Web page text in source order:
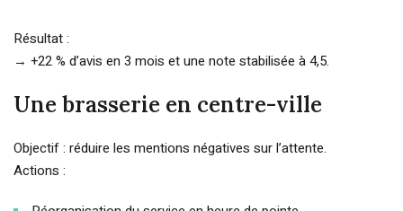
Résultat :
→ +22 % d’avis en 3 mois et une note stabilisée à 4,5.
Une brasserie en centre-ville
Objectif : réduire les mentions négatives sur l’attente.
Actions :